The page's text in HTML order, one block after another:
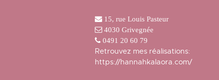
15, rue Louis Pasteur
4030 Grivegnée
0491 20 60 79
Retrouvez mes réalisations:
https://hannahkalaora.com/